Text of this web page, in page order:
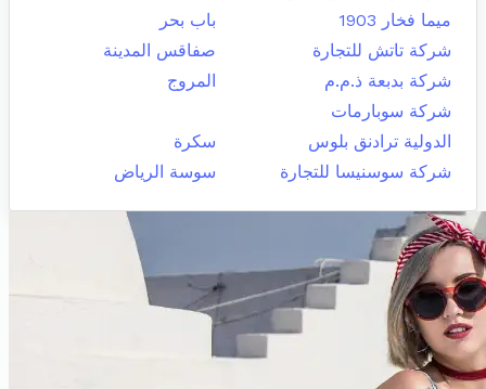
ميما فخار 1903
باب بحر
شركة تاتش للتجارة
صفاقس المدينة
شركة بدبعة ذ.م.م
المروج
شركة سوبارمات
الدولية ترادنق بلوس
سكرة
شركة سوسنيسا للتجارة
سوسة الرياض